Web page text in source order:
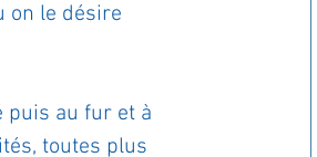
on le désire
puis au fur et à
toutes plus